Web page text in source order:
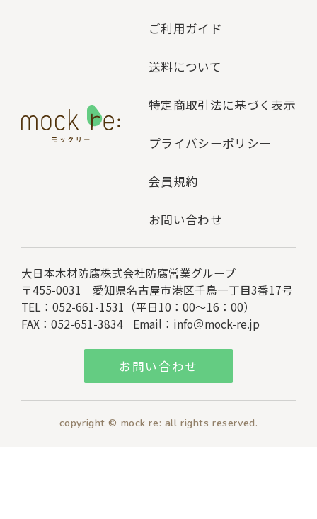
ご利用ガイド
送料について
特定商取引法に基づく表示
プライバシーポリシー
会員規約
お問い合わせ
大日本木材防腐株式会社防腐営業グループ
〒455-0031 愛知県名古屋市港区千鳥一丁目3番17号
TEL：052-661-1531（平日10：00～16：00）
FAX：052-651-3834
Email： info＠mock-re.jp
お問い合わせ
copyright © mock re: all rights reserved.